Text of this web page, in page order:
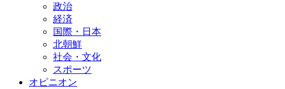
政治
経済
国際・日本
北朝鮮
社会・文化
スポーツ
オピニオン